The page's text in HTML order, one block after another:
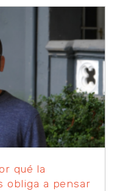
qué la
obliga a pensar